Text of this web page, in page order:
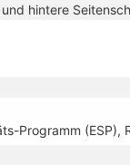
hintere
Programm (ESP),